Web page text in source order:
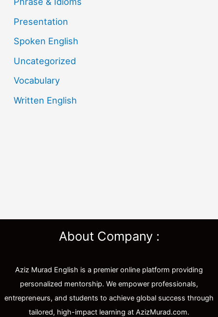
Presentation
Spoken English
Uncategorized
Vocabulary
Written English
About Company :
Aziz Murad English is a premier online platform providing
personalized mentorship. We empower professionals,
entrepreneurs, and students to achieve global success through
tailored, high-impact learning at AzizMurad.com.